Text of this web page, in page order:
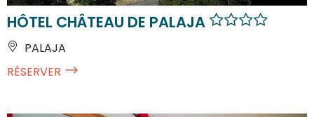
HÔTEL CHÂTEAU DE PALAJA
PALAJA
RÉSERVER